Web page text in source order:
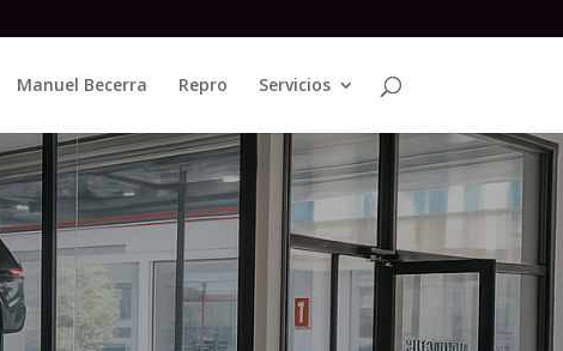
Manuel Becerra Repro Servicios